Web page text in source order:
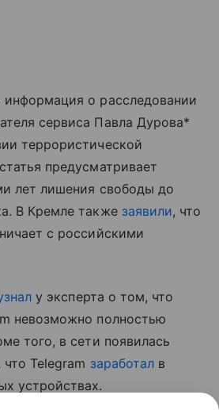
информация о расследовании
сервиса Павла Дурова*
террористической
предусматривает
лет лишения свободы до
В Кремле также заявили, что
с российскими
у эксперта о том, что
невозможно полностью
того, в сети появилась
Telegram заработалв
устройствах.